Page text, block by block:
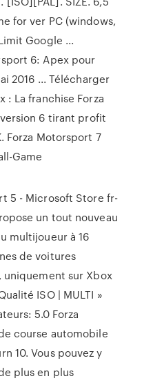
for ver PC (windows,
Google ...
6: Apex pour
2016 ... Télécharger
: La franchise Forza
6 tirant profit
Forza Motorsport 7
Game
5 - Microsoft Store fr-
un tout nouveau
multijoueur à 16
de voitures
sur Xbox
ISO | MULTI »
5.0 Forza
course automobile
10. Vous pouvez y
plus en plus